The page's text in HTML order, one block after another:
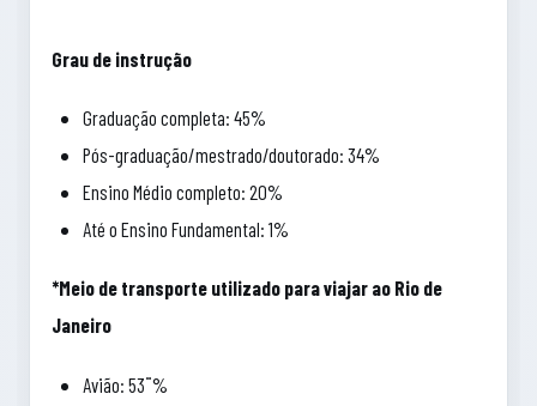
Grau de instrução
Graduação completa: 45%
Pós-graduação/mestrado/doutorado: 34%
Ensino Médio completo: 20%
Até o Ensino Fundamental: 1%
*Meio de transporte utilizado para viajar ao Rio de
Janeiro
Avião: 53¨%